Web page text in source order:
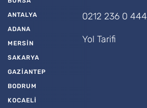
ANTALYA
ADANA
MERSİN
SAKARYA
GAZİANTEP
BODRUM
KOCAELİ
0212 236 0 444
Yol Tarifi